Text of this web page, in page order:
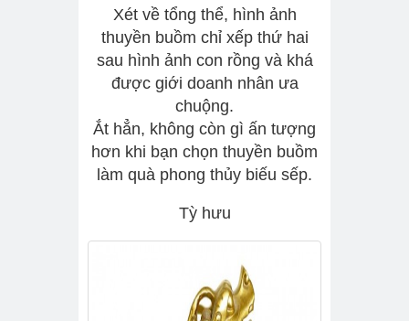
Xét về tổng thể, hình ảnh
thuyền buồm chỉ xếp thứ hai
sau hình ảnh con rồng và khá
được giới doanh nhân ưa
chuộng.
Ắt hẳn, không còn gì ấn tượng
hơn khi bạn chọn thuyền buồm
làm quà phong thủy biếu sếp.
Tỳ hưu